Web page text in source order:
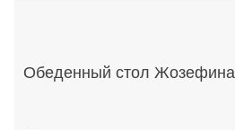
Обеденный стол Жозефина